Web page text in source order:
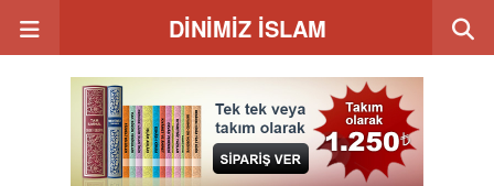
DİNİMİZ İSLAM